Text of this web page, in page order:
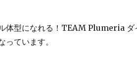
体型になれる！TEAM Plumeria ダ
っています。